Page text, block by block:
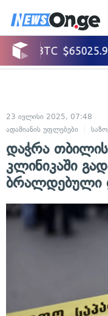
23 ივლისი 2025, 07:48
ადამიანის უფლებები
დაჭრა
კლინიკაში
ბრალდებული